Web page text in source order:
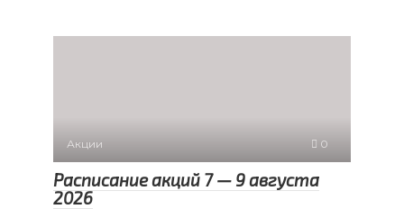
Акции 0
Расписание акций 7 — 9 августа
2026